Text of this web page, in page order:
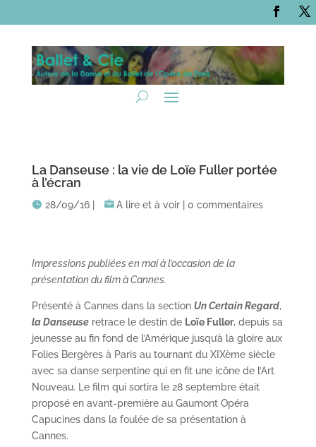
La Danseuse : la vie de Loïe Fuller portée
à l’écran
28/09/16| A lire et à voir| 0 commentaires
Impressions publiées en mai à l’occasion de la
présentation du film à Cannes.
Présenté à Cannes dans la section Un Certain Regard,
la Danseuseretrace le destin de Loïe Fuller, depuis sa
jeunesse au fin fond de l’Amérique jusqu’à la gloire aux
Folies Bergères à Paris au tournant du XIXème siècle
avec sa danse serpentine qui en fit une icône de l’Art
Nouveau. Le film qui sortira le 28 septembre était
proposé en avant-première au Gaumont Opéra
Capucines dans la foulée de sa présentation à
Cannes.